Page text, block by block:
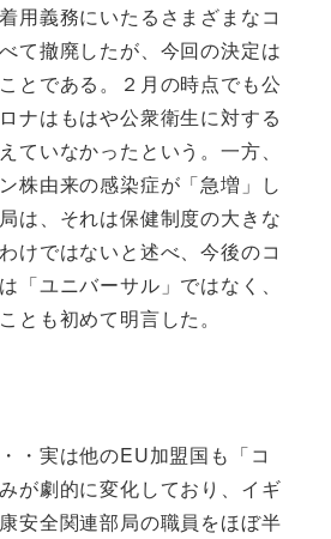
用義務にいたるさまざまなコ
て撤廃したが、今回の決定は
とである。２月の時点でも公
ナはもはや公衆衛生に対する
ていなかったという。一方、
株由来の感染症が「急増」し
は、それは保健制度の大きな
けではないと述べ、今後のコ
「ユニバーサル」ではなく、
とも初めて明言した。
・実は他のEU加盟国も「コ
が劇的に変化しており、イギ
安全関連部局の職員をほぼ半